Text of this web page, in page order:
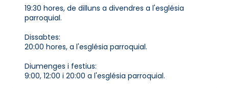
19:30 hores, de dilluns a divendres a l'església
parroquial.
Dissabtes:
20:00 hores, a l'església parroquial.
Diumenges i festius:
9:00, 12:00 i 20:00 a l'església parroquial.